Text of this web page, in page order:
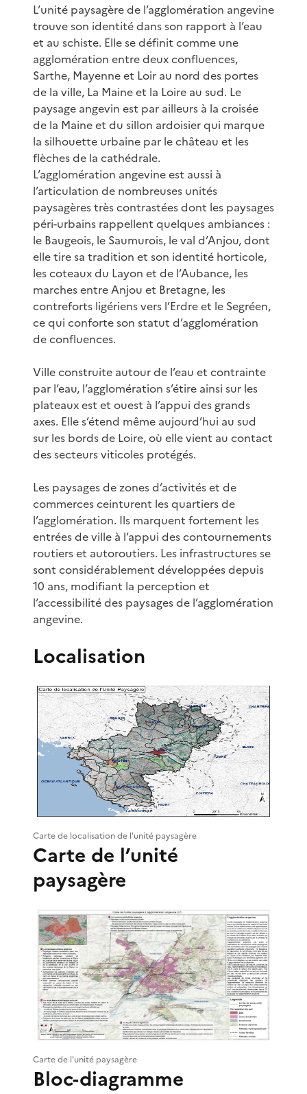
L’unité paysagère de l’agglomération angevine
trouve son identité dans son rapport à l’eau
et au schiste. Elle se définit comme une
agglomération entre deux confluences,
Sarthe, Mayenne et Loir au nord des portes
de la ville, La Maine et la Loire au sud. Le
paysage angevin est par ailleurs à la croisée
de la Maine et du sillon ardoisier qui marque
la silhouette urbaine par le château et les
flèches de la cathédrale.
L’agglomération angevine est aussi à
l’articulation de nombreuses unités
paysagères très contrastées dont les paysages
péri-urbains rappellent quelques ambiances :
le Baugeois, le Saumurois, le val d’Anjou, dont
elle tire sa tradition et son identité horticole,
les coteaux du Layon et de l’Aubance, les
marches entre Anjou et Bretagne, les
contreforts ligériens vers l’Erdre et le Segréen,
ce qui conforte son statut d’agglomération
de confluences.
Ville construite autour de l’eau et contrainte
par l’eau, l’agglomération s’étire ainsi sur les
plateaux est et ouest à l’appui des grands
axes. Elle s’étend même aujourd’hui au sud
sur les bords de Loire, où elle vient au contact
des secteurs viticoles protégés.
Les paysages de zones d’activités et de
commerces ceinturent les quartiers de
l’agglomération. Ils marquent fortement les
entrées de ville à l’appui des contournements
routiers et autoroutiers. Les infrastructures se
sont considérablement développées depuis
10 ans, modifiant la perception et
l’accessibilité des paysages de l’agglomération
angevine.
Localisation
Carte de localisation de l'unité paysagère
Carte de l’unité
paysagère
Carte de l'unité paysagère
Bloc-diagramme